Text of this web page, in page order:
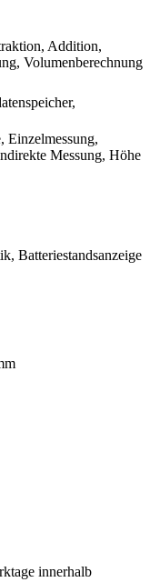
Addition,
Volumenberechnung
Einzelmessung,
Messung, Höhe
Batteriestandsanzeige
innerhalb